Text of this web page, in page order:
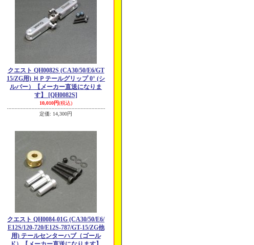
クエスト QH0082S (CA30/50/E6/GT
15/ZG用) ＨＰテールグリップ 0° (シ
ルバー）【メーカー直送になりま
す】
[QH0082S]
10,010円(税込)
定価: 14,300円
クエスト QH0084-01G (CA30/50/E6/
E12S/120-720/E12S-787/GT-15/ZG他
用) テールセンターハブ（ゴール